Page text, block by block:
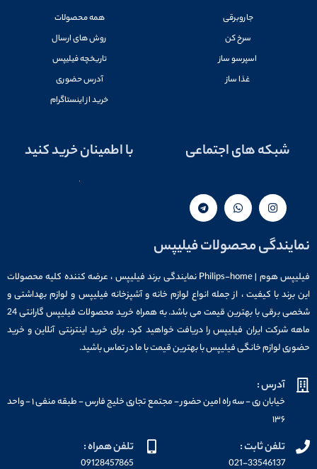
جاروبرقی
سرخ کن
اسپرسو ساز
غذا ساز
همه محصولات
روش های ارسال
تاریخچه فیلیپس
آدرس حضوری
خرید از اینستاگرام
شبکه های اجتماعی با اطمینان خرید کنید
نمایندگی محصولات فیلیپس
فیلیپس هوم | Philips-home نمایندگی برند فیلیپس ، عرضه کننده کلیه محصولات
این برند با کیفیت ، از جمله انواع لوازم خانه و آشپزخانه فیلیپس و لوازم بهداشتی و
شخصی برقی با بهترین قیمت می باشد. به همراه خرید محصولات فیلیپس گارانتی 24
ماهه شرکت ایران فیلیپس را دریافت خواهید کرد. برای خرید اینترنتی آنلاین و خرید
حضوری لوازم خانگی فیلیپس با بهترین قیمت با ما در تماس باشید.
آدرس :
خیابان ری - سه راه امین حضور - مجتمع تجاری خلیج فارس - طبقه منفی ۱ - واحد
۱۳۶
تلفن ثابت :
021-33546137
تلفن همراه :
09128457865